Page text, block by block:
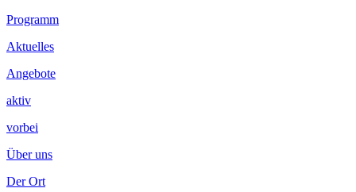
Footer
Inhalt
Programm
Aktuelles
Angebote
aktiv
vorbei
Über uns
Der Ort